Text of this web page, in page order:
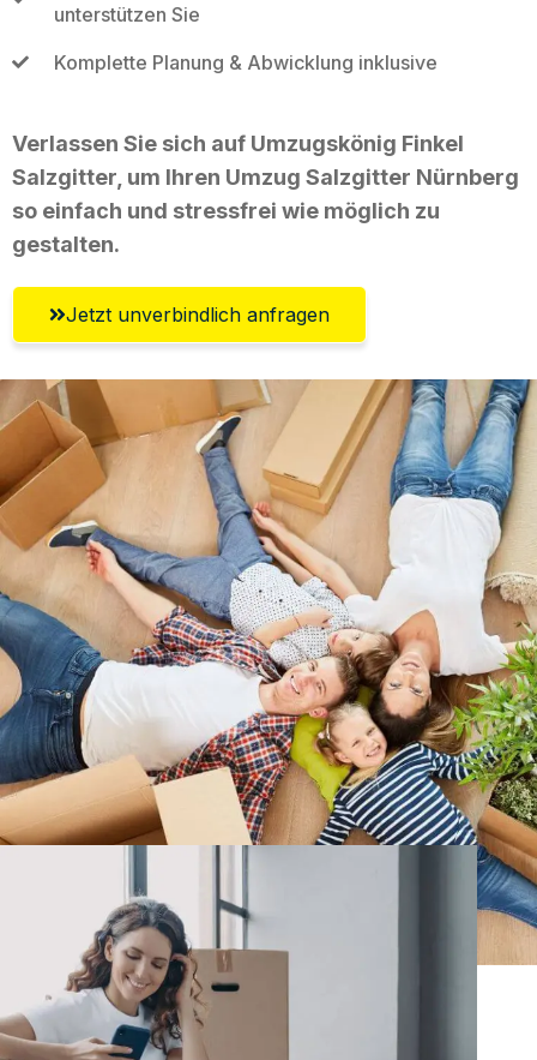
unterstützen Sie
Komplette Planung & Abwicklung inklusive
Verlassen Sie sich auf Umzugskönig Finkel
Salzgitter, um Ihren Umzug Salzgitter Nürnberg
so einfach und stressfrei wie möglich zu
gestalten.
Jetzt unverbindlich anfragen